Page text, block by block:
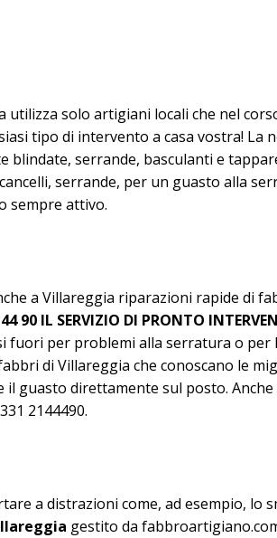
utilizza solo artigiani locali che nel
tipo di intervento a casa vostra! La
serrande, basculanti e
serrande, per un guasto alla
sempre attivo.
a Villareggia riparazioni rapide di
90 IL SERVIZIO DI PRONTO
per problemi alla serratura o
di Villareggia che conoscano le
guasto direttamente sul posto.
2144490.
a distrazioni come, ad esempio, lo
gestito da